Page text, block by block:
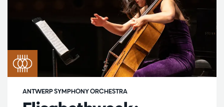
ANTWERP SYMPHONY ORCHESTRA